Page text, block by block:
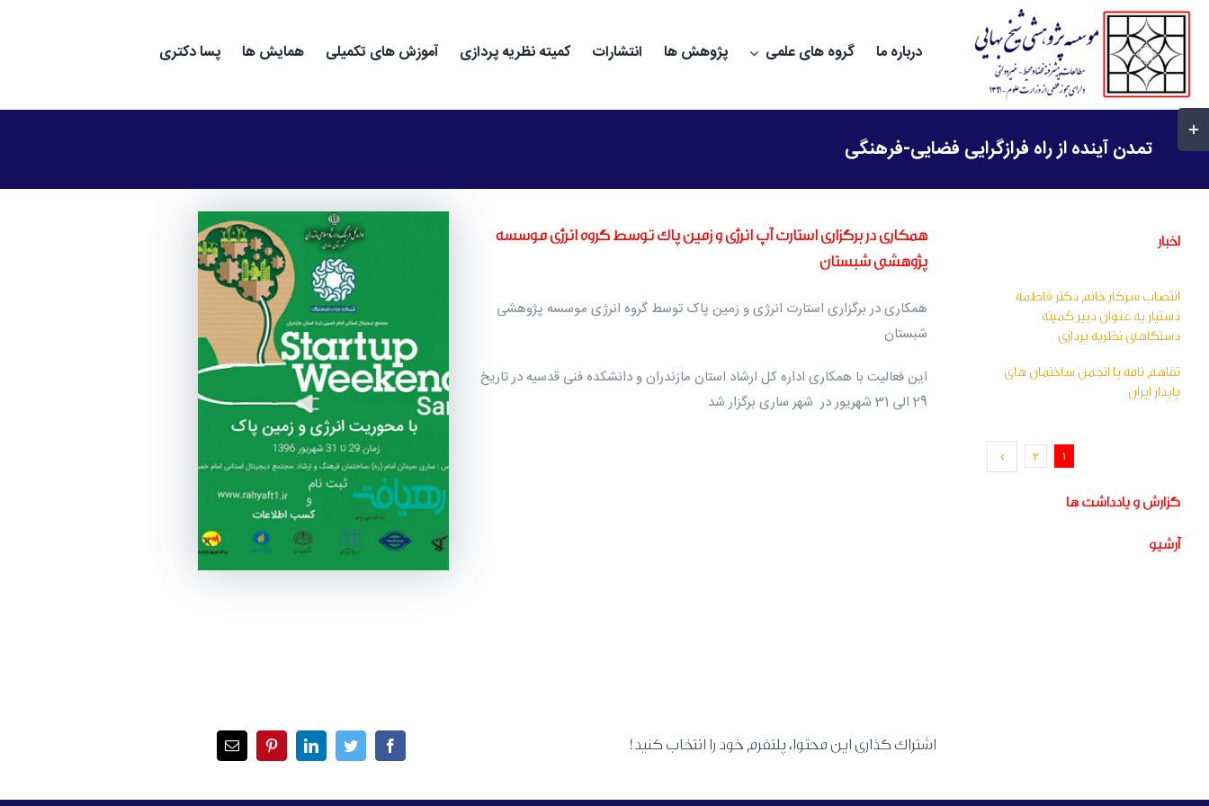
Skip
content
درباره ما گروه های علمی پژوهش ها انتشارات کمیته نظریه پردازی آموزش های تکمیلی همایش ها پسا دکتری
تمدن آینده از راه فرازگرایی فضایی-فرهنگی
اخبار
انتصاب سرکار خانم دکتر فاطمه
دستیار به عنوان دبیر کمیته
دستگاهی نظریه پردازی
تفاهم نامه با انجمن ساختمان های
پایدار ایران
1
2
گزارش و یادداشت ها
آرشیو
همکاری در برگزاری استارت آپ انرژی و زمین پاک توسط گروه انرژی موسسه
پژوهشی شبستان
همکاری در برگزاری استارت انرژی و زمین پاک توسط گروه انرژی موسسه پژوهشی
شبستان
این فعالیت با همکاری اداره کل ارشاد استان مازندران و دانشکده فنی قدسیه در تاریخ
29 الی 31 شهریور در شهر ساری برگزار شد
اشتراک گذاری این محتوا، پلتفرم خود را انتخاب کنید!
تغییر
وضعیت
نوارکشویی